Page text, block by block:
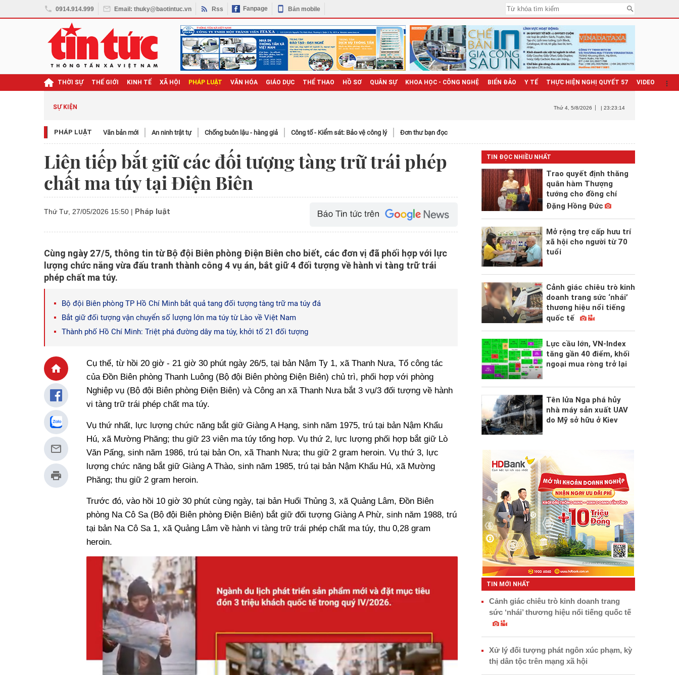
0914.914.999 Email: thuky@baotintuc.vn Rss Fanpage Bản mobile
THỜI SỰ THẾ GIỚI KINH TẾ XÃ HỘI PHÁP LUẬT VĂN HÓA GIÁO DỤC THỂ THAO HỒ SƠ QUÂN SỰ KHOA HỌC - CÔNG NGHỆ BIỂN ĐẢO Y TẾ THỰC HIỆN NGHỊ QUYẾT 57 VIDEO
SỰ KIỆN Thứ 4 , 5/8/2026 | 23:23:15
PHÁP LUẬT Văn bản mới An ninh trật tự Chống buôn lậu - hàng giả Công tố - Kiểm sát: Bảo vệ công lý Đơn thư bạn đọc
Liên tiếp bắt giữ các đối tượng tàng trữ trái phép
chất ma túy tại Điện Biên
Thứ Tư, 27/05/2026 15:50 | Pháp luật
Cùng ngày 27/5, thông tin từ Bộ đội Biên phòng Điện Biên cho biết, các đơn vị đã phối hợp với lực
lượng chức năng vừa đấu tranh thành công 4 vụ án, bắt giữ 4 đối tượng về hành vi tàng trữ trái
phép chất ma túy.
Bộ đội Biên phòng TP Hồ Chí Minh bắt quả tang đối tượng tàng trữ ma túy đá
Bắt giữ đối tượng vận chuyển số lượng lớn ma túy từ Lào về Việt Nam
Thành phố Hồ Chí Minh: Triệt phá đường dây ma túy, khởi tố 21 đối tượng
Cụ thể, từ hồi 20 giờ - 21 giờ 30 phút ngày 26/5, tại bản Nậm Ty 1, xã Thanh Nưa, Tổ công tác
của Đồn Biên phòng Thanh Luông (Bộ đội Biên phòng Điện Biên) chủ trì, phối hợp với phòng
Nghiệp vụ (Bộ đội Biên phòng Điện Biên) và Công an xã Thanh Nưa bắt 3 vụ/3 đối tượng về hành
vi tàng trữ trái phép chất ma túy.
Vụ thứ nhất, lực lượng chức năng bắt giữ Giàng A Hạng, sinh năm 1975, trú tại bản Nậm Khẩu
Hú, xã Mường Phăng; thu giữ 23 viên ma túy tổng hợp. Vụ thứ 2, lực lượng phối hợp bắt giữ Lò
Văn Pấng, sinh năm 1986, trú tại bản On, xã Thanh Nưa; thu giữ 2 gram heroin. Vụ thứ 3, lực
lượng chức năng bắt giữ Giàng A Thào, sinh năm 1985, trú tại bản Nậm Khẩu Hú, xã Mường
Phăng; thu giữ 2 gram heroin.
Trước đó, vào hồi 10 giờ 30 phút cùng ngày, tại bản Huổi Thủng 3, xã Quảng Lâm, Đồn Biên
phòng Na Cô Sa (Bộ đội Biên phòng Điện Biên) bắt giữ đối tượng Giàng A Phừ, sinh năm 1988, trú
tại bản Na Cô Sa 1, xã Quảng Lâm về hành vi tàng trữ trái phép chất ma túy, thu 0,28 gram
heroin.
TIN ĐỌC NHIỀU NHẤT
Trao quyết định thăng
quân hàm Thượng
tướng cho đồng chí
Đặng Hồng Đức
Mở rộng trợ cấp hưu trí
xã hội cho người từ 70
tuổi
Cảnh giác chiêu trò kinh
doanh trang sức ‘nhái’
thương hiệu nổi tiếng
quốc tế
Lực cầu lớn, VN-Index
tăng gần 40 điểm, khối
ngoại mua ròng trở lại
Tên lửa Nga phá hủy
nhà máy sản xuất UAV
do Mỹ sở hữu ở Kiev
TIN MỚI NHẤT
Cảnh giác chiêu trò kinh doanh trang
sức ‘nhái’ thương hiệu nổi tiếng quốc tế
Xử lý đối tượng phát ngôn xúc phạm, kỳ
thị dân tộc trên mạng xã hội